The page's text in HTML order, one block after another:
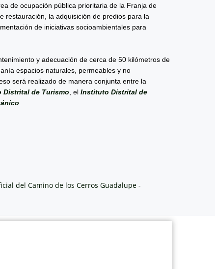
de ocupación pública prioritaria de la Franja de
restauración, la adquisición de predios para la
de iniciativas socioambientales para
y adecuación de cerca de 50 kilómetros de
espacios naturales, permeables y no
será realizado de manera conjunta entre la
Distrital de Turismo , el Instituto Distrital de
del Camino de los Cerros Guadalupe -